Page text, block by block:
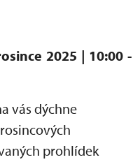
2025 | 10:00 -
vás dýchne
prohlídek